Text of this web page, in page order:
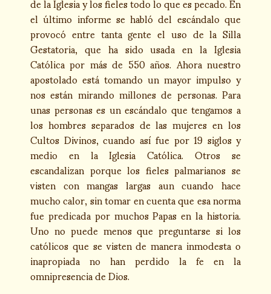
el último informe se habló del escándalo que
provocó entre tanta gente el uso de la Silla
Gestatoria, que ha sido usada en la Iglesia
Católica por más de 550 años. Ahora nuestro
apostolado está tomando un mayor impulso y
nos están mirando millones de personas. Para
unas personas es un escándalo que tengamos a
los hombres separados de las mujeres en los
Cultos Divinos, cuando así fue por 19 siglos y
medio en la Iglesia Católica. Otros se
escandalizan porque los fieles palmarianos se
visten con mangas largas aun cuando hace
mucho calor, sin tomar en cuenta que esa norma
fue predicada por muchos Papas en la historia.
Uno no puede menos que preguntarse si los
católicos que se visten de manera inmodesta o
inapropiada no han perdido la fe en la
omnipresencia de Dios.